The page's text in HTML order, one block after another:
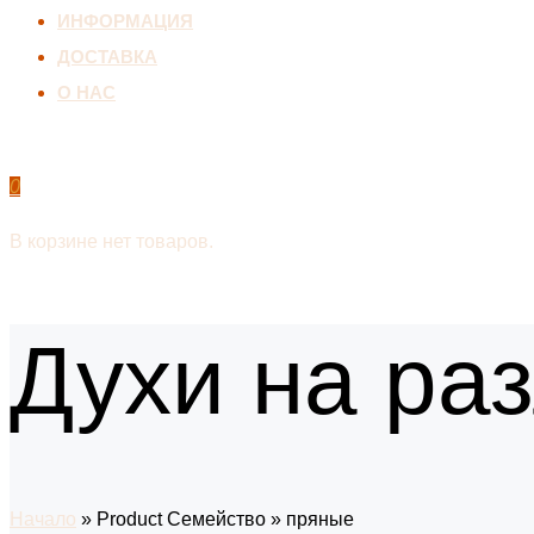
ИНФОРМАЦИЯ
ДОСТАВКА
О НАС
0
В корзине нет товаров.
Духи на
Начало » Product Семейство » пряные